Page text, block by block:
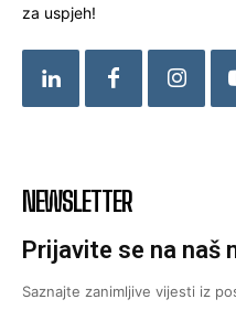
za uspjeh!
NEWSLETTER
Prijavite se na naš
Saznajte zanimljive vijesti iz